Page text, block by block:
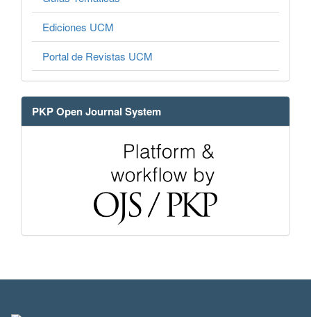
Ediciones UCM
Portal de Revistas UCM
PKP Open Journal System